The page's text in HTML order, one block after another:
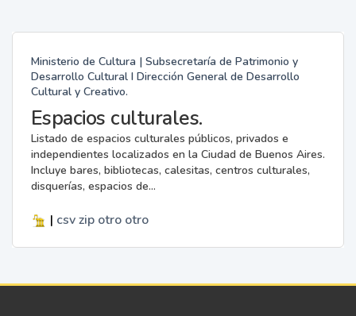
Ministerio de Cultura | Subsecretaría de Patrimonio y
Desarrollo Cultural I Dirección General de Desarrollo
Cultural y Creativo.
Espacios culturales.
Listado de espacios culturales públicos, privados e
independientes localizados en la Ciudad de Buenos Aires.
Incluye bares, bibliotecas, calesitas, centros culturales,
disquerías, espacios de...
| csv zip otro otro